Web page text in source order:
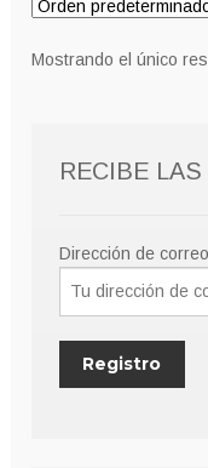
Mostrando el único
RECIBE
Dirección de